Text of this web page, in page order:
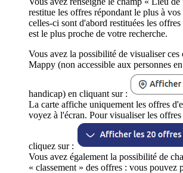
restitue les offres répondant le plus à vos
celles-ci sont d'abord restituées les
est le plus proche de votre recherche.
Vous avez la possibilité de visualiser
Mappy (non accessible aux personnes
handicap) en cliquant sur :
La carte affiche uniquement les offres
voyez à l'écran. Pour visualiser les
cliquez sur :
Vous avez également la possibilité de
« classement » des offres : vous pouvez